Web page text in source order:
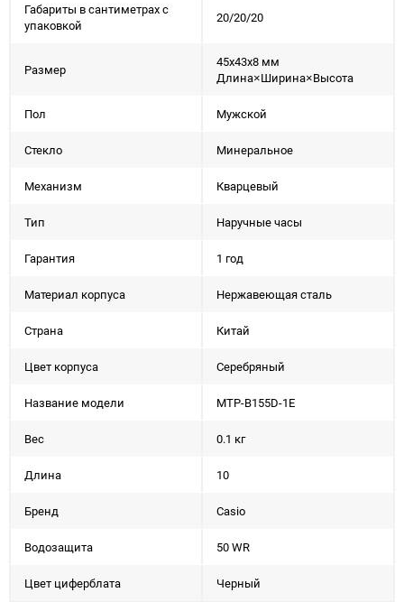
Габариты в сантиметрах с
упаковкой
20/20/20
Размер
45x43x8 мм
Длина×Ширина×Высота
Пол Мужской
Стекло Минеральное
Механизм Кварцевый
Тип Наручные часы
Гарантия 1 год
Материал корпуса Нержавеющая сталь
Страна Китай
Цвет корпуса Серебряный
Название модели MTP-B155D-1E
Вес 0.1 кг
Длина 10
Бренд Casio
Водозащита 50 WR
Цвет циферблата Черный